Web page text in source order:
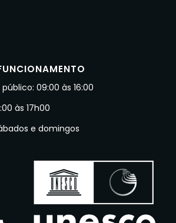
09:00 às 16:00
às 17h00
e domingos